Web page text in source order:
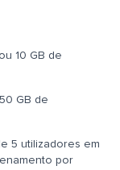
10 GB de
GB de
5 utilizadores em
por